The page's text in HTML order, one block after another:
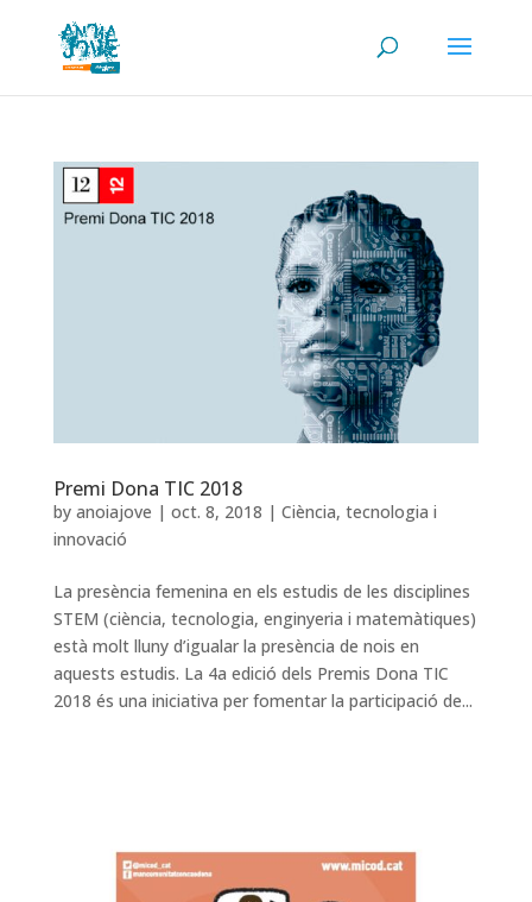
Premi Dona TIC 2018
by anoiajove | oct. 8, 2018 | Ciència, tecnologia i
innovació
La presència femenina en els estudis de les disciplines
STEM (ciència, tecnologia, enginyeria i matemàtiques)
està molt lluny d’igualar la presència de nois en
aquests estudis. La 4a edició dels Premis Dona TIC
2018 és una iniciativa per fomentar la participació de...